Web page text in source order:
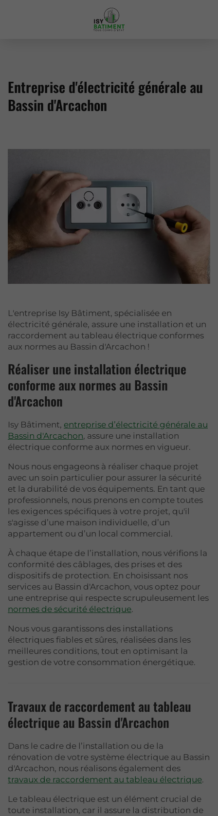
Entreprise d'électricité générale au
Bassin d'Arcachon
L'entreprise Isy Bâtiment, spécialisée en
électricité générale, assure une installation et un
raccordement au tableau électrique conformes
aux normes au Bassin d'Arcachon !
Réaliser une installation électrique
conforme aux normes au Bassin
d'Arcachon
Isy Bâtiment, entreprise d’électricité générale au
Bassin d'Arcachon, assure une installation
électrique conforme aux normes en vigueur.
Nous nous engageons à réaliser chaque projet
avec un soin particulier pour assurer la sécurité
et la durabilité de vos équipements. En tant que
professionnels, nous prenons en compte toutes
les exigences spécifiques à votre projet, qu'il
s'agisse d’une maison individuelle, d’un
appartement ou d’un local commercial.
À chaque étape de l’installation, nous vérifions la
conformité des câblages, des prises et des
dispositifs de protection. En choisissant nos
services au Bassin d'Arcachon, vous optez pour
une entreprise qui respecte scrupuleusement les
normes de sécurité électrique.
Nous vous garantissons des installations
électriques fiables et sûres, réalisées dans les
meilleures conditions, tout en optimisant la
gestion de votre consommation énergétique.
Travaux de raccordement au tableau
électrique au Bassin d'Arcachon
Dans le cadre de l’installation ou de la
rénovation de votre système électrique au Bassin
d'Arcachon, nous réalisons également des
travaux de raccordement au tableau électrique.
Le tableau électrique est un élément crucial de
toute installation, car il assure la distribution de